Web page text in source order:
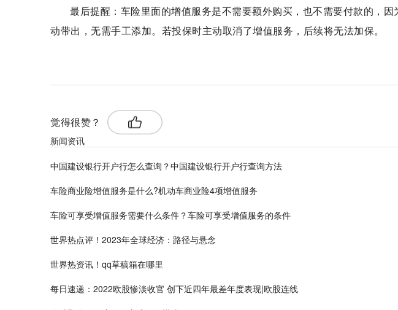
最后提醒：车险里面的增值服务是不需要额外购买，也不需要付款的，
动带出，无需手工添加。若投保时主动取消了增值服务，后续将无法加保。
觉得很赞？
新闻资讯
中国建设银行开户行怎么查询？中国建设银行开户行查询方法
车险商业险增值服务是什么?机动车商业险4项增值服务
车险可享受增值服务需要什么条件？车险可享受增值服务的条件
世界热点评！2023年全球经济：路径与悬念
世界热资讯！qq草稿箱在哪里
每日速递：2022欧股惨淡收官 创下近四年最差年度表现|欧股连线